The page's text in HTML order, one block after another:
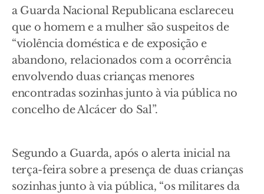
a Guarda Nacional Republicana esclareceu
que o homem e a mulher são suspeitos de
“violência doméstica e de exposição e
abandono, relacionados com a ocorrência
envolvendo duas crianças menores
encontradas sozinhas junto à via pública no
concelho de Alcácer do Sal”.
Segundo a Guarda, após o alerta inicial na
terça-feira sobre a presença de duas crianças
sozinhas junto à via pública, “os militares da